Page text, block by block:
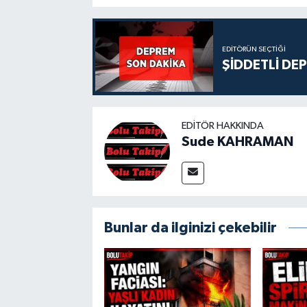
EDITÖRÜN SEÇTIĞI
ŞİDDETLİ
EDITÖR HAKKINDA
Sude KAHRAMAN
Bunlar da ilginizi çekebilir